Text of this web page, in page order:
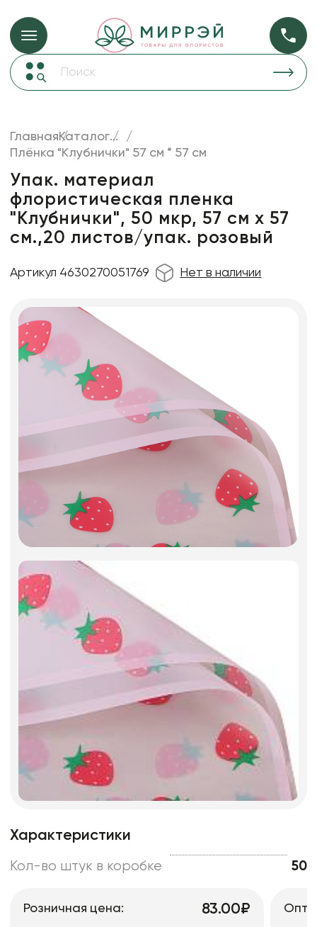
Упаковка для цветов и подарков Упаковка для
Коробки для цветов
Декор для дома
Лента
Товары для флористов
Пакеты для цветов и подарков
Искусственные цветы и растения
Фоамиран
Свечи
Игрушки мягкие
Изделия из металла
ГлавнаяКаталог...
Плёнка "Клубнички" 57 см * 57 см
Упак. материал
флористическая пленка
"Клубнички", 50 мкр, 57 см х 57
см.,20 листов/упак. розовый
Артикул 4630270051769 Нет в наличии
Характеристики
Кол-во штук в коробке 50
Розничная цена: 83.00₽